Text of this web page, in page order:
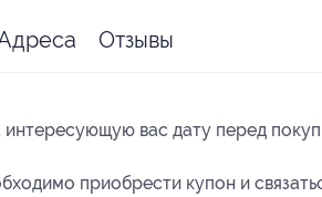
Отзывы
интересующую вас дату перед
приобрести купон и